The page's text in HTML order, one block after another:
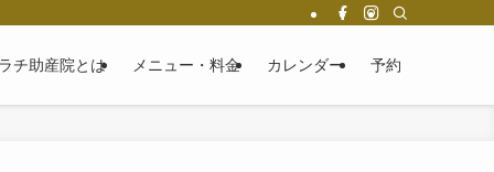
チ助産院とは メニュー・料金 カレンダー 予約